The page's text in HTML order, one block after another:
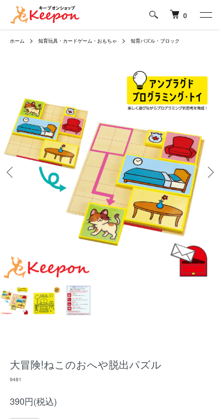
0
ホーム 知育玩具・カードゲーム・おもちゃ 知育パズル・ブロック
大冒険!ねこのおへや脱出パズル
9481
390円(税込)